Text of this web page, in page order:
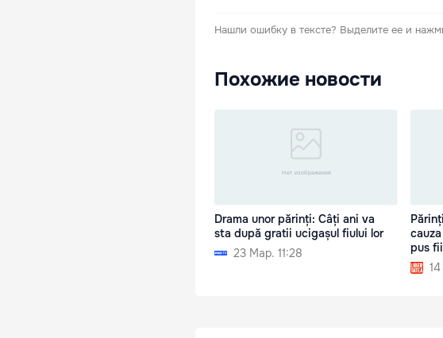
Нашли ошибку в тексте? Выделите ее и
Похожие новости
Drama unor părinți: Câți ani va
sta după gratii ucigașul fiului lor
23 Мар. 11:28
pus